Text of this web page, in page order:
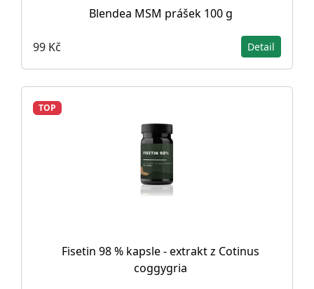
Blendea MSM prášek 100 g
99 Kč Detail
TOP
Fisetin 98 % kapsle - extrakt z Cotinus
coggygria